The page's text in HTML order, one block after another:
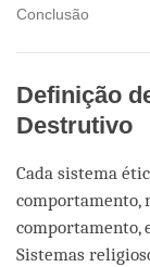
Conclusão
Definição
Destrutivo
Cada sistema
comportamento,
comportamento,
Sistemas